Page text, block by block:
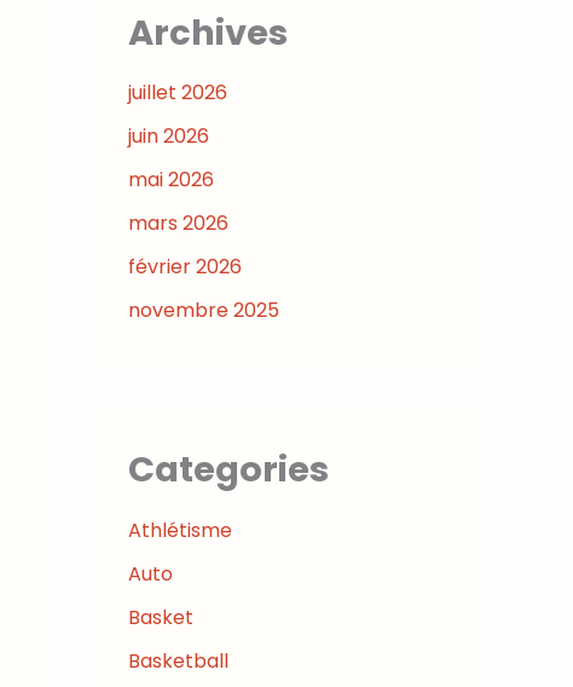
Archives
juillet 2026
juin 2026
mai 2026
mars 2026
février 2026
novembre 2025
Categories
Athlétisme
Auto
Basket
Basketball